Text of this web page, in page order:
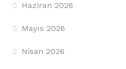
Haziran 2026
Mayıs 2026
Nisan 2026